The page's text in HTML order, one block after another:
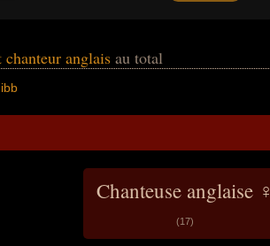
chanteur anglais au total
Chanteuse anglaise ♀
(17)